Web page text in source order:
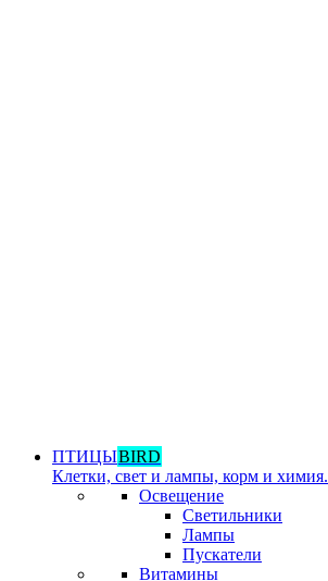
ПТИЦЫBIRD
Клетки, свет и лампы, корм и химия.
Освещение
Светильники
Лампы
Пускатели
Витамины